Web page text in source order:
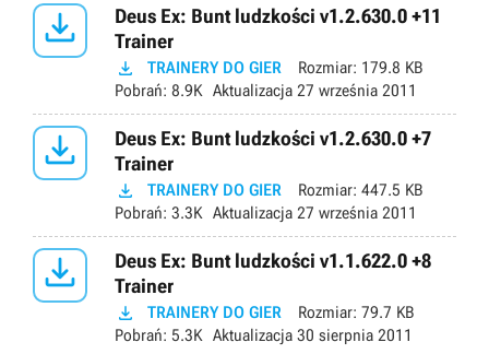

Deus Ex: Bunt ludzkości v1.2.630.0 +11
Trainer
 TRAINERY DO GIER Rozmiar: 179.8 KB
Pobrań: 8.9K Aktualizacja 27 września 2011

Deus Ex: Bunt ludzkości v1.2.630.0 +7
Trainer
 TRAINERY DO GIER Rozmiar: 447.5 KB
Pobrań: 3.3K Aktualizacja 27 września 2011

Deus Ex: Bunt ludzkości v1.1.622.0 +8
Trainer
 TRAINERY DO GIER Rozmiar: 79.7 KB
Pobrań: 5.3K Aktualizacja 30 sierpnia 2011